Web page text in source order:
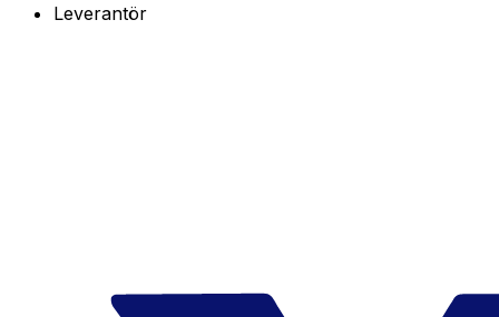
Leverantör